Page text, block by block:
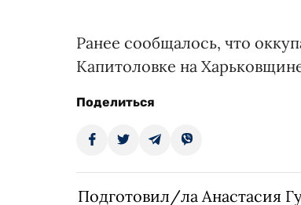
Ранее сообщалось, что
Капитоловке на
Поделиться
Подготовил/ла Анастасия